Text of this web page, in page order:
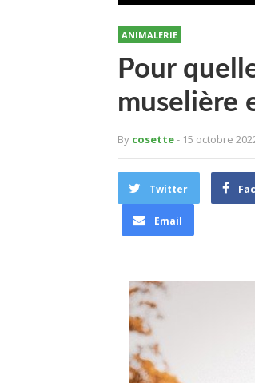
ANIMALERIE
Pour
muselière
By cosette- 15 octobre
Twitter
Email